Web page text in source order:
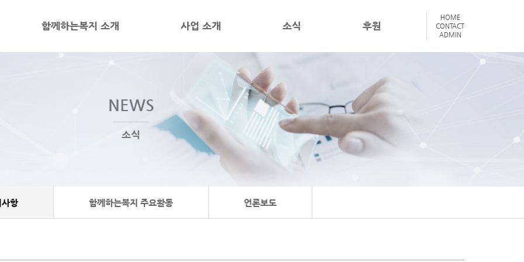
함께하는복지 소개 사업 소개 소식 후원
HOME
CONTACT
ADMIN
NEWS
소식
항 함께하는복지 주요활동 언론보도